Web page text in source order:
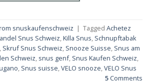
snuskaufenschweiz | Tagged Achetez
Snus Schweiz,Killa Snus, Schnupftabak
, Skruf Snus Schweiz, Snooze Suisse, Snus am
Schweiz, snus genf, Snus Kaufen Schweiz,
, Snus suisse,VELO snooze,VELO Snus
5 Comments